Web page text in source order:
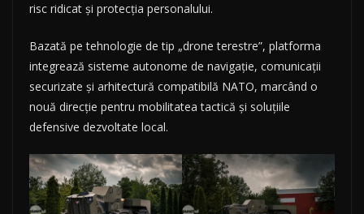
risc ridicat și protecția personalului.
Bazată pe tehnologie de tip „drone terestre”, platforma
integrează sisteme autonome de navigație, comunicații
securizate și arhitectură compatibilă NATO, marcând o
nouă direcție pentru mobilitatea tactică și soluțiile
defensive dezvoltate local.